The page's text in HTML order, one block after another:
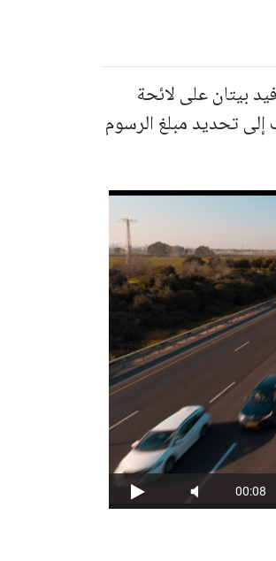
بيتان على لائحة
إلى تحديد مبلغ الرسوم